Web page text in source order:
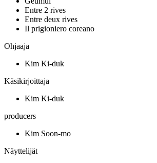
Entre 2 rives
Entre deux rives
Il prigioniero coreano
Ohjaaja
Kim Ki-duk
Käsikirjoittaja
Kim Ki-duk
producers
Kim Soon-mo
Näyttelijät